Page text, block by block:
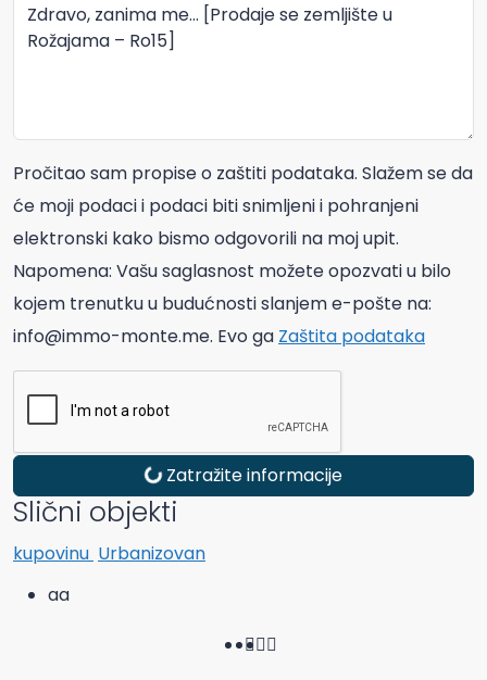
Pročitao sam propise o zaštiti podataka. Slažem se da
će moji podaci i podaci biti snimljeni i pohranjeni
elektronski kako bismo odgovorili na moj upit.
Napomena: Vašu saglasnost možete opozvati u bilo
kojem trenutku u budućnosti slanjem e-pošte na:
info@immo-monte.me. Evo ga Zaštita podataka
Zatražite informacije
Slični objekti
kupovinu Urbanizovan
aa